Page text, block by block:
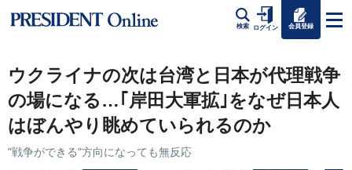
検索 ログイン 会員登録
ウクライナの次は台湾と日本が代理戦争
の場になる…｢岸田大軍拡｣をなぜ日本人
はぼんやり眺めていられるのか
"戦争ができる"方向になっても無反応